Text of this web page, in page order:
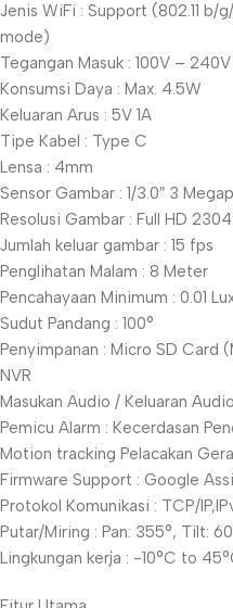
Jenis WiFi : Support (802.11 b/
mode)
Tegangan Masuk : 100V –
Konsumsi Daya : Max. 4.5W
Keluaran Arus : 5V 1A
Tipe Kabel : Type C
Lensa : 4mm
Sensor Gambar : 1/3.0″ 3
Resolusi Gambar : Full HD
Jumlah keluar gambar : 15 fps
Penglihatan Malam : 8 Meter
Pencahayaan Minimum : 0.01
Sudut Pandang : 100°
Penyimpanan : Micro SD Card
NVR
Masukan Audio / Keluaran
Pemicu Alarm : Kecerdasan
Motion tracking Pelacakan
Firmware Support : Google
Protokol Komunikasi : TCP/
Putar/Miring : Pan: 355°, Tilt:
Lingkungan kerja : -10°C to